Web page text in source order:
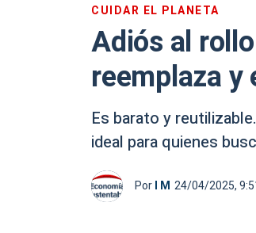
CUIDAR EL PLANETA
Adiós al
reemplaza y
Es barato y
ideal para quienes
PorI M 24/04/2025,